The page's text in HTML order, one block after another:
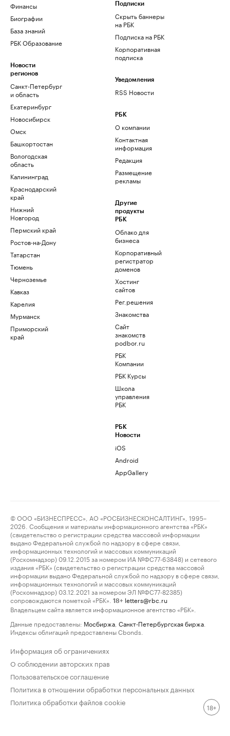
Финансы
Биографии
База знаний
РБК Образование
Новости
регионов
Санкт-Петербург
и область
Екатеринбург
Новосибирск
Омск
Башкортостан
Вологодская
область
Калининград
Краснодарский
край
Нижний
Новгород
Пермский край
Ростов-на-Дону
Татарстан
Тюмень
Черноземье
Кавказ
Карелия
Мурманск
Приморский
край
Подписки
Скрыть баннеры
на РБК
Подписка на РБК
Корпоративная
подписка
Уведомления
RSS Новости
РБК
О компании
Контактная
информация
Редакция
Размещение
рекламы
Другие
продукты
РБК
Облако для
бизнеса
Корпоративный
регистратор
доменов
Хостинг
сайтов
Рег.решения
Знакомства
Сайт
знакомств
podbor.ru
РБК
Компании
РБК Курсы
Школа
управления
РБК
РБК
Новости
iOS
Android
AppGallery
© ООО «БИЗНЕСПРЕСС», АО «РОСБИЗНЕСКОНСАЛТИНГ», 1995–
2026. Сообщения и материалы информационного агентства «РБК»
(свидетельство о регистрации средства массовой информации
выдано Федеральной службой по надзору в сфере связи,
информационных технологий и массовых коммуникаций
(Роскомнадзор) 09.12.2015 за номером ИА №ФС77-63848) и сетевого
издания «РБК» (свидетельство о регистрации средства массовой
информации выдано Федеральной службой по надзору в сфере связи,
информационных технологий и массовых коммуникаций
(Роскомнадзор) 03.12.2021 за номером ЭЛ №ФС77-82385)
сопровождаются пометкой «РБК».
18+ letters@rbc.ru
Владельцем сайта является информационное агентство «РБК».
Данные предоставлены: Мосбиржа Санкт-Петербургская биржа
Индексы облигаций предоставлены Cbonds.
Информация об ограничениях
О соблюдении авторских прав
Пользовательское соглашение
Политика в отношении обработки персональных данных
Политика обработки файлов cookie
18+